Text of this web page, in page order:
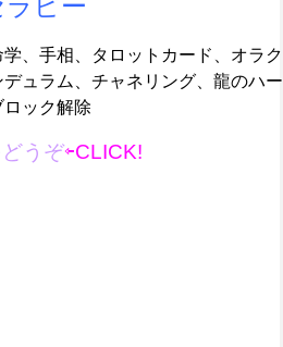
ピー
、手相、タロットカード、オラク
ュラム、チャネリング、龍のハー
ロック解除
どうぞ⇦CLICK!